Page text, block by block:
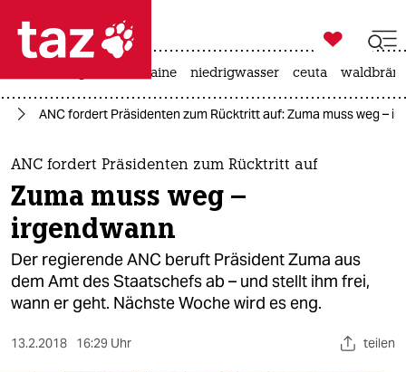
 taz zahl ich
taz zahl ich
themen
politik
öko
gesellschaft

taz zahl ich
krieg in der ukraine niedrigwasser ceuta
ANC fordert Präsidenten zum Rücktritt auf: Zuma muss weg –
ANC fordert Präsidenten zum Rücktritt auf
Zuma muss weg –
irgendwann
Der regierende ANC beruft Präsident Zuma aus
dem Amt des Staatschefs ab – und stellt ihm frei,
wann er geht. Nächste Woche wird es eng.
13.2.2018 16:29 Uhr teilen